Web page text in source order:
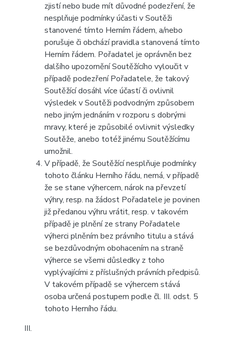
zjistí nebo bude mít důvodné podezření, že
nesplňuje podmínky účasti v Soutěži
stanovené tímto Herním řádem, a/nebo
porušuje či obchází pravidla stanovená tímto
Herním řádem. Pořadatel je oprávněn bez
dalšího upozornění Soutěžícího vyloučit v
případě podezření Pořadatele, že takový
Soutěžící dosáhl více účastí či ovlivnil
výsledek v Soutěži podvodným způsobem
nebo jiným jednáním v rozporu s dobrými
mravy, které je způsobilé ovlivnit výsledky
Soutěže, anebo totéž jinému Soutěžícímu
umožnil.
V případě, že Soutěžící nesplňuje podmínky
tohoto článku Herního řádu, nemá, v případě
že se stane výhercem, nárok na převzetí
výhry, resp. na žádost Pořadatele je povinen
již předanou výhru vrátit, resp. v takovém
případě je plnění ze strany Pořadatele
výherci plněním bez právního titulu a stává
se bezdůvodným obohacením na straně
výherce se všemi důsledky z toho
vyplývajícími z příslušných právních předpisů.
V takovém případě se výhercem stává
osoba určená postupem podle čl. III. odst. 5
tohoto Herního řádu.
III.